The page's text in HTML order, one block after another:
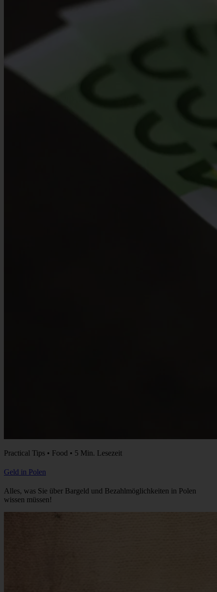
Practical Tips • Food • 5 Min. Lesezeit
Geld in Polen
Alles, was Sie über Bargeld und Bezahlmöglichkeiten in Polen
wissen müssen!